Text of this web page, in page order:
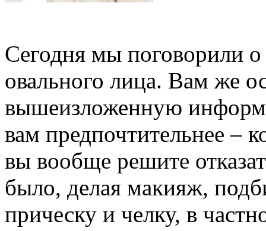
Сегодня мы поговорили
овального лица. Вам же
вышеизложенную
вам предпочтительнее –
вы вообще решите
было, делая макияж,
прическу и челку, в